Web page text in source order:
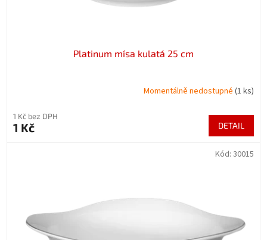
Platinum mísa kulatá 25 cm
Momentálně nedostupné (1 ks)
1 Kč bez DPH
1 Kč DETAIL
Kód: 30015